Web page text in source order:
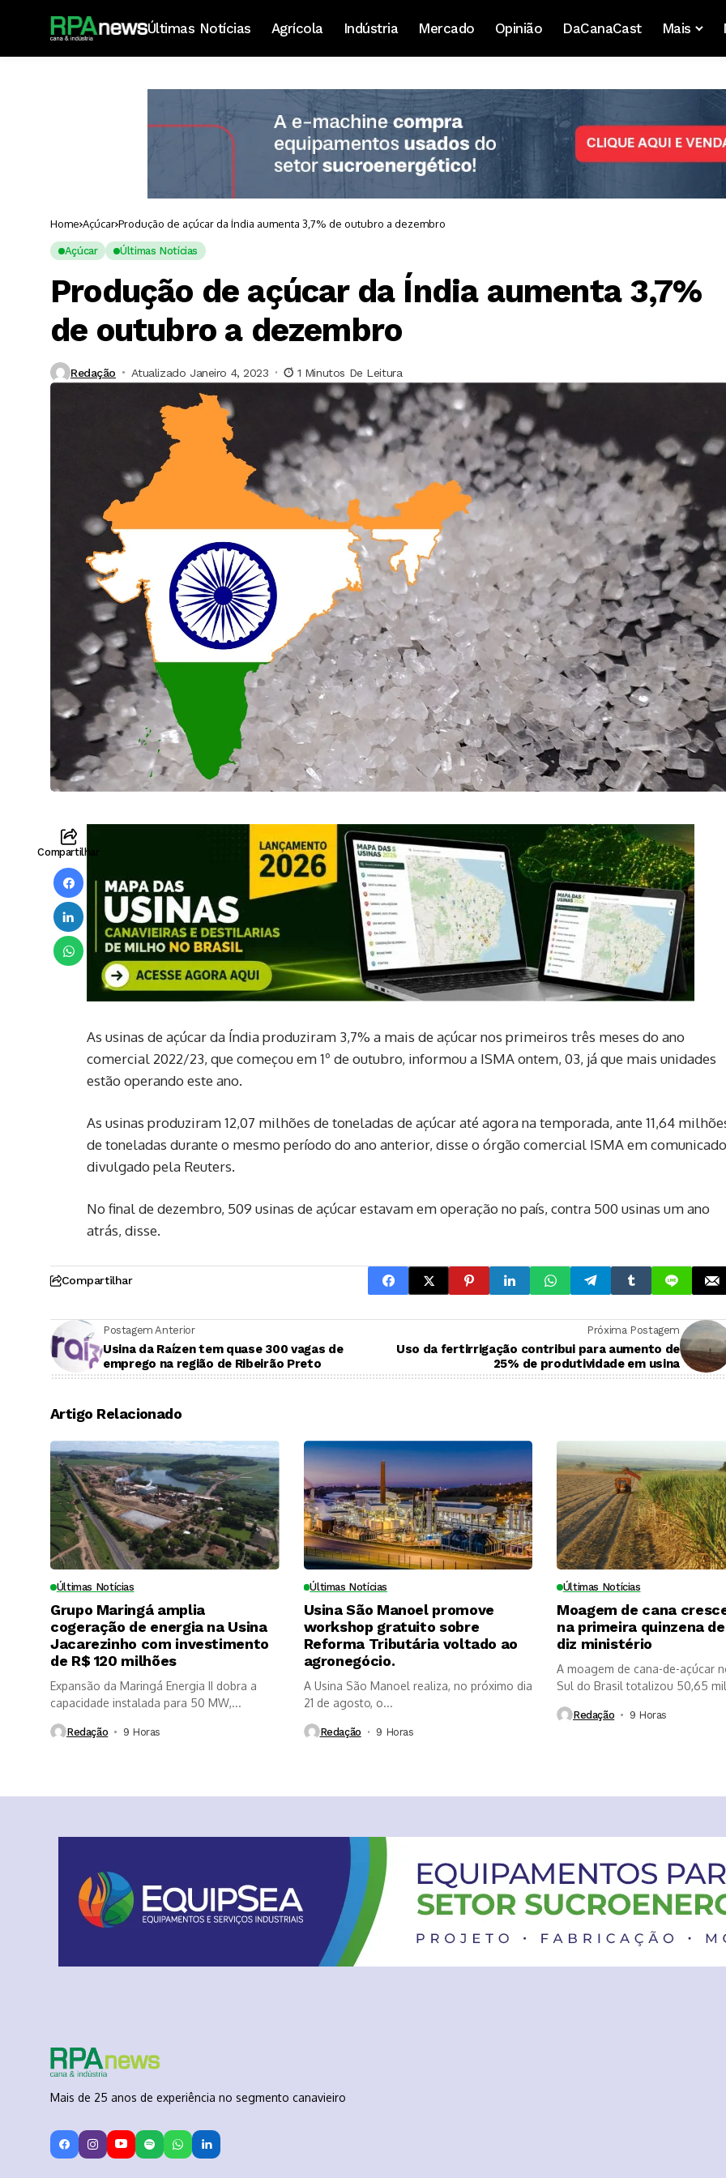
Últimas Notícias Agrícola Indústria Mercado Opinião DaCanaCast Mais
Home Açúcar Produção de açúcar da Índia aumenta 3,7% de outubro a dezembro
Açúcar Últimas Notícias
Produção de açúcar da Índia aumenta 3,7%
de outubro a dezembro
Redação Atualizado Janeiro 4, 2023 1 Minutos De Leitura
Compartilhar
As usinas de açúcar da Índia produziram 3,7% a mais de açúcar nos primeiros três meses do ano
comercial 2022/23, que começou em 1º de outubro, informou a ISMA ontem, 03, já que mais unidades
estão operando este ano.
As usinas produziram 12,07 milhões de toneladas de açúcar até agora na temporada, ante 11,64
de toneladas durante o mesmo período do ano anterior, disse o órgão comercial ISMA em comunicado
divulgado pela Reuters.
No final de dezembro, 509 usinas de açúcar estavam em operação no país, contra 500 usinas um ano
atrás, disse.
Compartilhar
Postagem Anterior
Usina da Raízen tem quase 300 vagas de
emprego na região de Ribeirão Preto
Próxima Postagem
Uso da fertirrigação contribui para aumento de
25% de produtividade em usina
Artigo Relacionado
Últimas Notícias
Grupo Maringá amplia
cogeração de energia na Usina
Jacarezinho com investimento
de R$ 120 milhões
Expansão da Maringá Energia II dobra a
capacidade instalada para 50 MW,...
Redação 9 Horas ⁮
Últimas Notícias
Usina São Manoel promove
workshop gratuito sobre
Reforma Tributária voltado ao
agronegócio.
A Usina São Manoel realiza, no próximo dia
21 de agosto, o...
Redação 9 Horas ⁮
Últimas Notícias
Moagem de cana
na primeira quinzena
diz ministério
A moagem de cana-de-açúcar
Sul do Brasil totalizou 50,65
Redação 9 Horas ⁮
Mais de 25 anos de experiência no segmento canavieiro